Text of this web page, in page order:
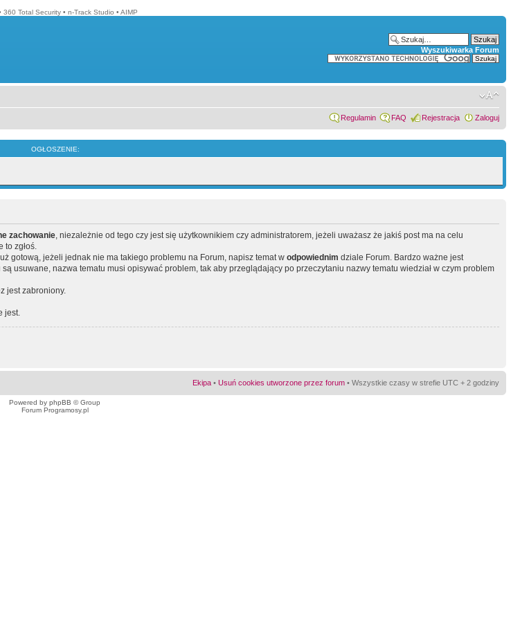
360 Total Security • n-Track Studio • AIMP
Wyszukiwarka Forum
Regulamin FAQ Rejestracja Zaloguj
OGŁOSZENIE:
zachowanie, niezależnie od tego czy jest się użytkownikiem czy administratorem, jeżeli uważasz że jakiś post ma na celu
to zgłoś.
gotową, jeżeli jednak nie ma takiego problemu na Forum, napisz temat w odpowiednim dziale Forum. Bardzo ważne jest
usuwane, nazwa tematu musi opisywać problem, tak aby przeglądający po przeczytaniu nazwy tematu wiedział w czym problem
jest zabroniony.
jest.
Ekipa • Usuń cookies utworzone przez forum • Wszystkie czasy w strefie UTC + 2 godziny
Powered by phpBB © Group
Forum Programosy.pl